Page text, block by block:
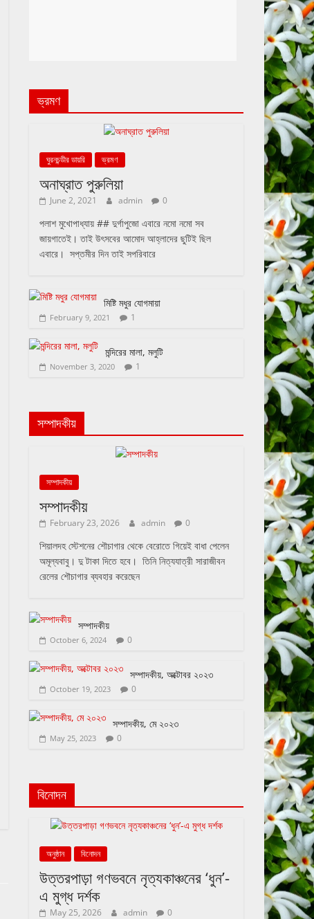
ভ্রমণ
ঘুরনচন্ডীর ডায়রি ভ্রমণ
অনাঘ্রাত পুরুলিয়া
June 2, 2021 admin 0
পলাশ মুখোপাধ্যায় ## দুর্গাপুজো এবারে নমো নমো সব
জায়গাতেই। তাই উৎসবের আমোদ আহ্লাদের ছুটিই ছিল
এবারে। সপ্তমীর দিন তাই সপরিবারে
মিষ্টি মধুর যোগমায়া
February 9, 2021 1
মন্দিরের মালা, মলুটি
November 3, 2020 1
সম্পাদকীয়
সম্পাদকীয়
সম্পাদকীয়
February 23, 2026 admin 0
শিয়ালদহ স্টেশনের শৌচাগার থেকে বেরোতে গিয়েই বাধা পেলেন
অমূল্যবাবু। দু টাকা দিতে হবে। তিনি নিত্যযাত্রী সারাজীবন
রেলের শৌচাগার ব্যবহার করেছেন
সম্পাদকীয়
October 6, 2024 0
সম্পাদকীয়, অক্টোবর ২০২৩
October 19, 2023 0
সম্পাদকীয়, মে ২০২৩
May 25, 2023 0
বিনোদন
অনুষ্ঠান বিনোদন
উত্তরপাড়া গণভবনে নৃত্যকাঞ্চনের ‘ধুন’-
এ মুগ্ধ দর্শক
May 25, 2026 admin 0